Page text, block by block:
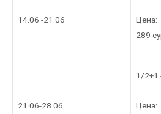
14.06 -21.06
Цена:
289
21.06-28.06
1/2+1
Цена: